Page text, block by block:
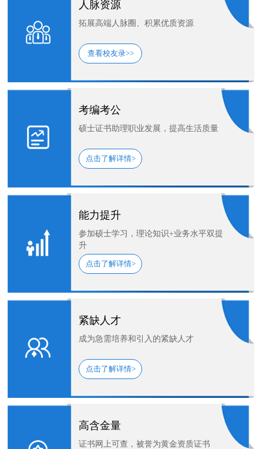
人脉资源
拓展高端人脉圈、积累优质资源
查看校友录>>
考编考公
硕士证书助理职业发展，提高生活质量
点击了解详情>
能力提升
参加硕士学习，理论知识+业务水平双提
升
点击了解详情>
紧缺人才
成为急需培养和引入的紧缺人才
点击了解详情>
高含金量
证书网上可查，被誉为黄金资质证书